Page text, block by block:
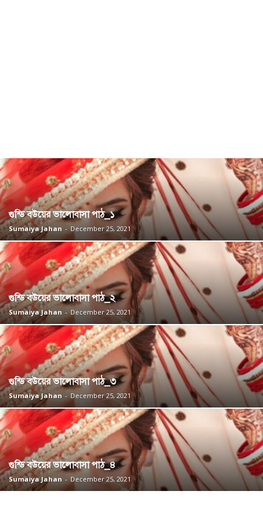
গুন্ডি বউয়ের ভালোবাসা পাঠ_১
Sumaiya Jahan - December 25, 2021
গুন্ডি বউয়ের ভালোবাসা পাঠ_২
Sumaiya Jahan - December 25, 2021
গুন্ডি বউয়ের ভালোবাসা পাঠ_৩
Sumaiya Jahan - December 25, 2021
গুন্ডি বউয়ের ভালোবাসা পাঠ_৪
Sumaiya Jahan - December 25, 2021